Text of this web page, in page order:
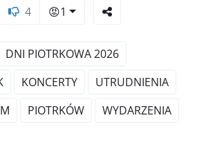
4 😡1
DNI PIOTRKOWA 2026
KONCERTY
UTRUDNIENIA
PIOTRKÓW
WYDARZENIA